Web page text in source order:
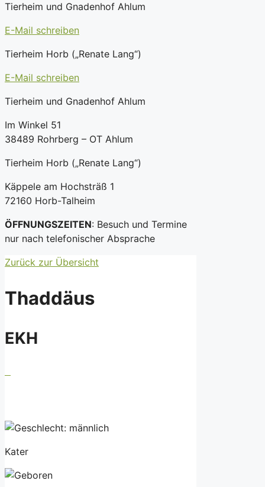
Tierheim und Gnadenhof Ahlum
E-Mail schreiben
Tierheim Horb („Renate Lang“)
E-Mail schreiben
Tierheim und Gnadenhof Ahlum
Im Winkel 51
38489 Rohrberg – OT Ahlum
Tierheim Horb („Renate Lang“)
Käppele am Hochsträß 1
72160 Horb-Talheim
ÖFFNUNGSZEITEN: Besuch und Termine
nur nach telefonischer Absprache
Zurück zur Übersicht
Thaddäus
EKH
Kater